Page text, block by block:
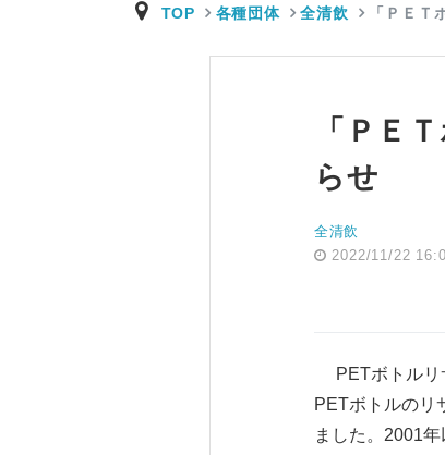
TOP 各種団体 全清飲 「ＰＥＴ
「ＰＥ
らせ
全清飲
2022/11/22
PETボトルリ
PETボトルのリ
ました。2001